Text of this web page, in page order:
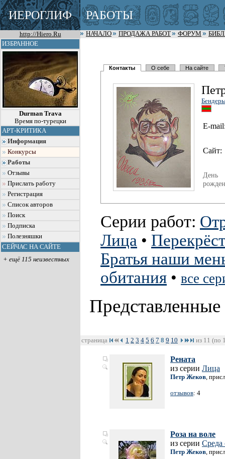
ИЕРОГЛИФ РАБОТЫ
http://Hiero.Ru НАЧАЛО ПРОДАЖА РАБОТ ФОРУМ
ИЗБРАННОЕ
Durman Trava
Время по-турецки
АРТ-КРИТИКА
Информация
Конкурсы
Работы
Отзывы
Прислать работу
Регистрация
Список авторов
Поиск
Подписка
Полезняшки
СЕЙЧАС НА САЙТЕ
+ ещё 115 неизвестных
Контакты О себе На сайте
E-
Сайт:
День
Серии работ:
Лица •
Братья наши
обитания • все
страница 1 2 3 4 5 6 7 8 9 10 из 11 (по
Рената
из серии Лица
Петр Жеков,
отзывов: 4
Роза на воле
из серии Среда
Петр Жеков,